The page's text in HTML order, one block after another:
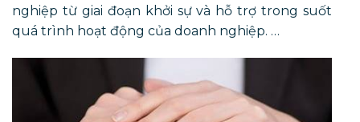
nghiệp từ giai đoạn khởi sự và hỗ trợ trong suốt
quá trình hoạt động của doanh nghiệp. …